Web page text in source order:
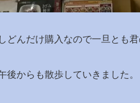
どんだけ購入なので一旦とも君
後からも散歩していきました。